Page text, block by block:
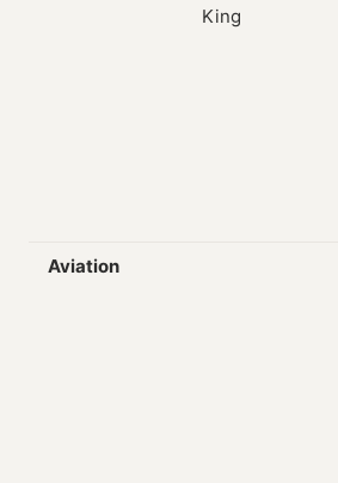
Aviation